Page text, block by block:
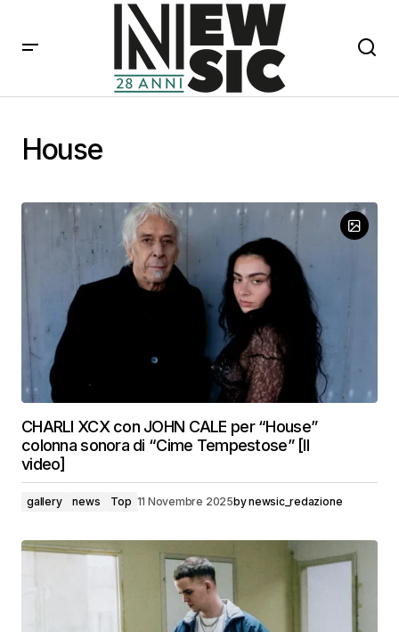
House
CHARLI XCX con JOHN CALE per “House”
colonna sonora di “Cime Tempestose” [Il
video]
gallery news Top 11 Novembre 2025bynewsic_redazione